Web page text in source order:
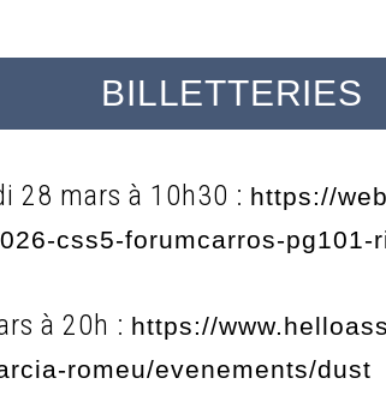
BILLETTERIES
28 mars à 10h30 : https://
css5-forumcarros-pg101-
à 20h : https://
romeu/evenements/dust